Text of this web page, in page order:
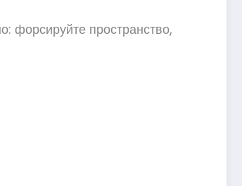
форсируйте пространство,